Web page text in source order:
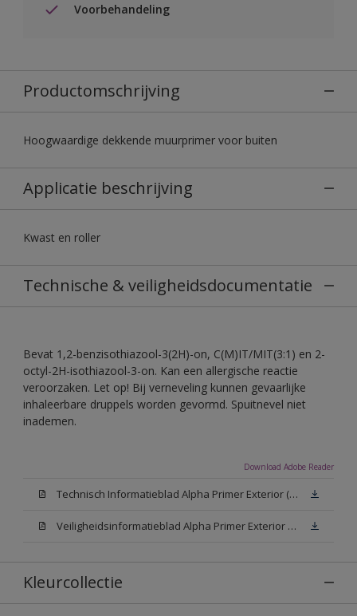
Voorbehandeling
Productomschrijving
Hoogwaardige dekkende muurprimer voor buiten
Applicatie beschrijving
Kwast en roller
Technische & veiligheidsdocumentatie
Bevat 1,2-benzisothiazool-3(2H)-on, C(M)IT/MIT(3:1) en 2-
octyl-2H-isothiazool-3-on. Kan een allergische reactie
veroorzaken. Let op! Bij verneveling kunnen gevaarlijke
inhaleerbare druppels worden gevormd. Spuitnevel niet
inademen.
Download Adobe Reader
Technisch Informatieblad Alpha Primer Exterior (PDF)
Veiligheidsinformatieblad Alpha Primer Exterior White W05 (MSDS)
Kleurcollectie